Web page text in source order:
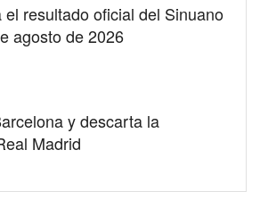
el resultado oficial del Sinuano
agosto de 2026
y descarta la
Madrid